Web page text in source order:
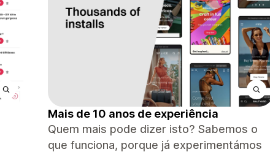
Mais de 10 anos de experiência
Quem mais pode dizer isto? Sabemos o
que funciona, porque já experimentámos